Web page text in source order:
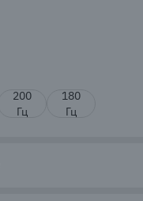
200
Гц
180
Гц